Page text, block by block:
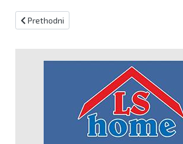
Prethodni članak: Dan žalosti u Kaknju
Prethodni